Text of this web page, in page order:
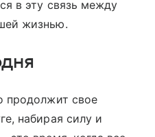
в эту связь между
жизнью.
продолжит свое
набирая силу и